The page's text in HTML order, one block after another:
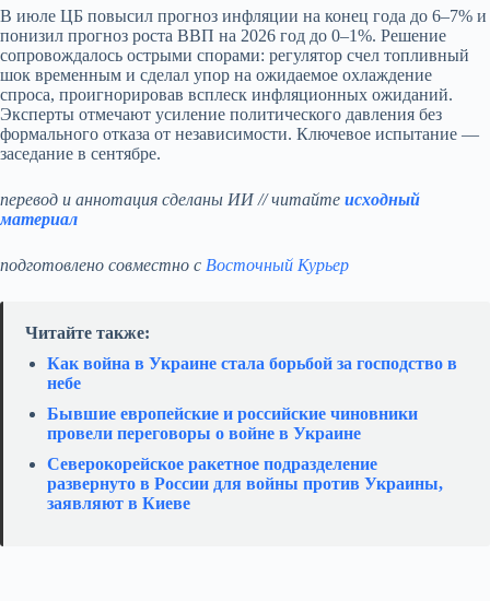
В июле ЦБ повысил прогноз инфляции на конец года до 6–7% и
понизил прогноз роста ВВП на 2026 год до 0–1%. Решение
сопровождалось острыми спорами: регулятор счел топливный
шок временным и сделал упор на ожидаемое охлаждение
спроса, проигнорировав всплеск инфляционных ожиданий.
Эксперты отмечают усиление политического давления без
формального отказа от независимости. Ключевое испытание —
заседание в сентябре.
перевод и аннотация сделаны ИИ // читайте исходный
материал
подготовлено совместно с Восточный Курьер
Читайте также:
Как война в Украине стала борьбой за господство в
небе
Бывшие европейские и российские чиновники
провели переговоры о войне в Украине
Северокорейское ракетное подразделение
развернуто в России для войны против Украины,
заявляют в Киеве